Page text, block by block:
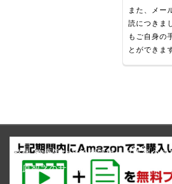
また、メー
読につきま
もご自身の
とができま
整体 整骨院など治療院ウェブ集客の成
杉原智之のサイト